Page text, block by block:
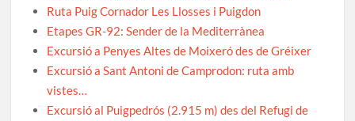
Ruta Puig Cornador Les Llosses i Puigdon
Etapes GR-92: Sender de la Mediterrànea
Excursió a Penyes Altes de Moixeró des de Gréixer
Excursió a Sant Antoni de Camprodon: ruta amb
vistes…
Excursió al Puigpedrós (2.915 m) des del Refugi de